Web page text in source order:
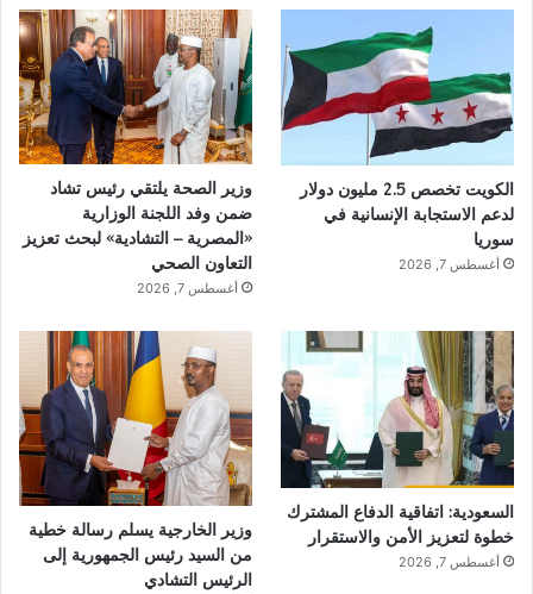
الكويت تخصص 2.5 مليون دولار
لدعم الاستجابة الإنسانية في
سوريا
أغسطس 7, 2026
وزير الصحة يلتقي رئيس تشاد
ضمن وفد اللجنة الوزارية
«المصرية – التشادية» لبحث تعزيز
التعاون الصحي
أغسطس 7, 2026
السعودية: اتفاقية الدفاع المشترك
خطوة لتعزيز الأمن والاستقرار
أغسطس 7, 2026
وزير الخارجية يسلم رسالة خطية
من السيد رئيس الجمهورية إلى
الرئيس التشادي